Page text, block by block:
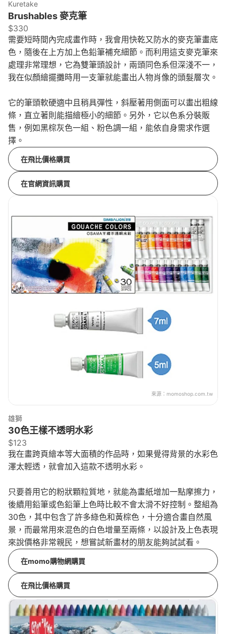
Kuretake
Brushables 麥克筆
$330
需要短時間內完成畫作時，我會用快乾又防水的麥克筆畫底
色，隨後在上方加上色鉛筆補充細節。而利用這支麥克筆來
處理非常理想，它為雙筆頭設計，兩頭同色系但深淺不一，
我在似顏繪擺攤時用一支筆就能畫出人物肖像的頭髮層次。
它的筆頭軟硬適中且稍具彈性，斜壓著用側面可以畫出粗線
條，直立著則能描繪極小的細節。另外，它以色系分裝販
售，例如黑棕灰色一組、粉色調一組，能依自身需求作選
擇。
在飛比價格購買
在官網資訊購買
來源： momoshop.com.tw
雄獅
30色王樣不透明水彩
$123
我在畫跨頁繪本等大面積的作品時，如果覺得背景的水彩色
澤太輕透，就會加入這款不透明水彩。
只要善用它的粉狀顆粒質地，就能為畫紙增加一點摩擦力，
後續用鉛筆或色鉛筆上色時比較不會太滑不好控制。整組為
30色，其中包含了許多綠色和黃棕色，十分適合畫自然風
景，而最常用來混色的白色增量至兩條，以設計及上色表現
來說價格非常親民，想嘗試新畫材的朋友能夠試試看。
在momo購物網購買
在飛比價格購買